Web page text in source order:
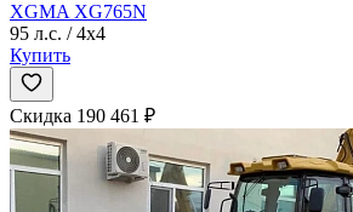
XGMA XG765N
95 л.с. / 4x4
Купить
Скидка 190 461 ₽